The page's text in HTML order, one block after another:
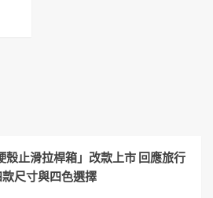
殼止滑拉桿箱」改款上市 回應旅行
尺寸與四色選擇